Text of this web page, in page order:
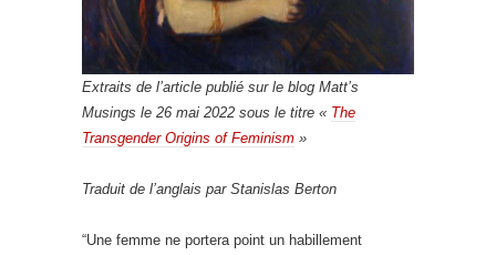
Extraits de l’article publié sur le blog Matt’s
Musings le 26 mai 2022 sous le titre « The
Transgender Origins of Feminism »
Traduit de l’anglais par Stanislas Berton
“Une femme ne portera point un habillement